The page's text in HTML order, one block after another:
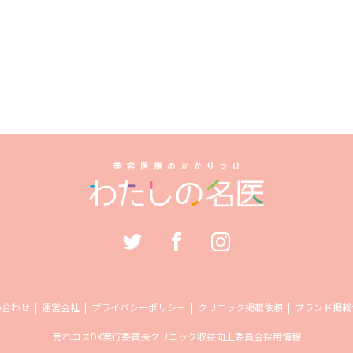
わせ 運営会社 プライバシーポリシー クリニック掲載依頼 ブランド掲
売れコスDX実行委員長クリニック収益向上委員会採用情報